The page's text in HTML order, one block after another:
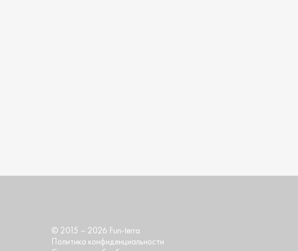
© 2015 – 2026 Fun-terra
Политика конфиденциальности